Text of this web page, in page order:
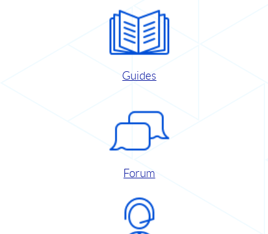
Guides
Forum